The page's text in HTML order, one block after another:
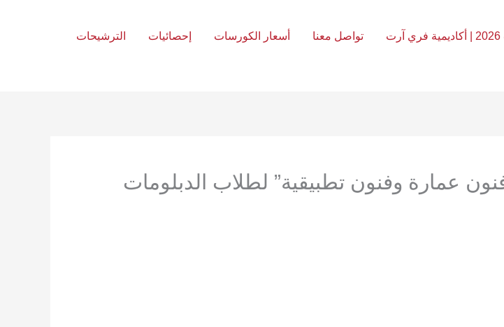
تواصل معنا أسعار الكورسات إحصائيات
الترشيحات
عمارة وفنون تطبيقية” لطلاب الدبلومات